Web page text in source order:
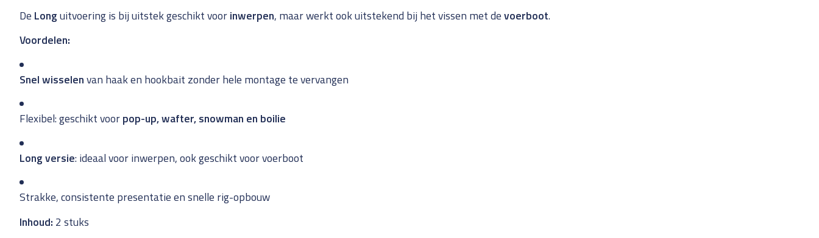
De Longuitvoering is bij uitstek geschikt voorinwerpen, maar werkt ook uitstekend bij het vissen met devoerboot.
Voordelen:
Snel wisselenvan haak en hookbait zonder hele montage te vervangen
Flexibel: geschikt voorpop-up, wafter, snowman en boilie
Long versie: ideaal voor inwerpen, ook geschikt voor voerboot
Strakke, consistente presentatie en snelle rig-opbouw
Inhoud: 2 stuks